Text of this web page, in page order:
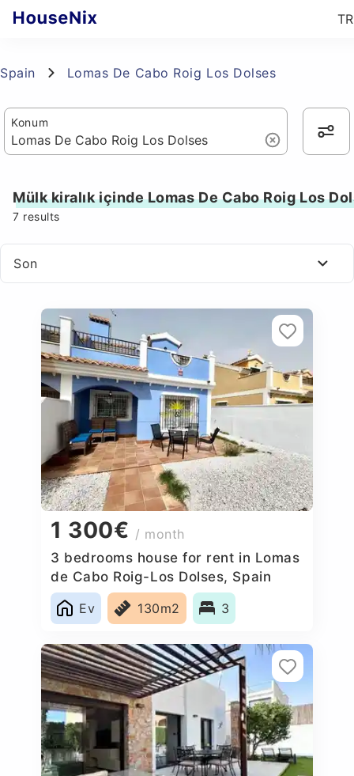
TR
Spain Lomas De Cabo Roig Los Dolses
Konum
Mülk kiralık içinde Lomas De Cabo Roig Los
7 results
Son
1 300€ / month
3 bedrooms house for rent in Lomas
de Cabo Roig-Los Dolses, Spain
Ev
130m2 3